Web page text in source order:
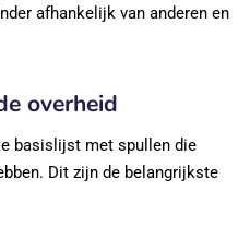
afhankelijk van anderen en
overheid
basislijst met spullen die
Dit zijn de belangrijkste